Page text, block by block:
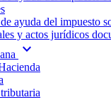
ayuda del impuesto
y actos jurídicos
expand_more